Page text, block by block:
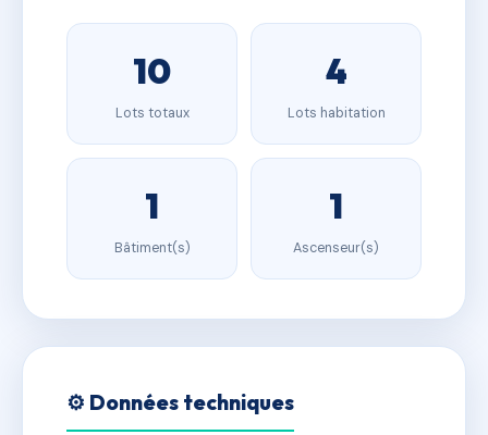
10
Lots totaux
4
Lots habitation
1
Bâtiment(s)
1
Ascenseur(s)
⚙️ Données techniques